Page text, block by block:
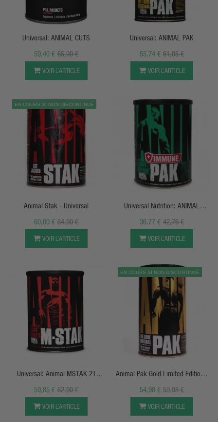
APERÇU RAPIDE
Universal: ANIMAL CUTS
65,90 €
59,40 €
VOIR L’ARTICLE
APERÇU RAPIDE
Universal: ANIMAL PAK
61,95 €
55,74 €
VOIR L’ARTICLE
EN COURS SI NON DISCONTINUÉ
APERÇU RAPIDE
Animal Stak - Universal
64,90 €
60,00 €
VOIR L’ARTICLE
APERÇU RAPIDE
Universal Nutrition: ANIMAL
Immune PAK 30 Sachets
42,76 €
36,77 €
VOIR L’ARTICLE
APERÇU RAPIDE
Universal: Animal MSTAK 21
Sachets62,90 €
59,85 €
VOIR L’ARTICLE
EN COURS SI NON DISCONTINUÉ
APERÇU RAPIDE
Animal Pak Gold Limited Edition -
44 Sachets - Universal
59,98 €
54,98 €
VOIR L’ARTICLE